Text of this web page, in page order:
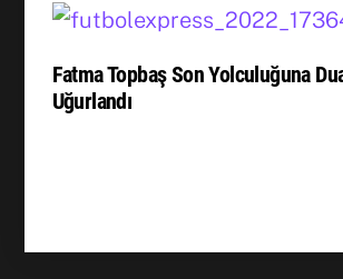
Fatma Topbaş Son Yolculuğuna
Uğurlandı